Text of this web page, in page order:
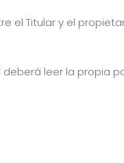
el Titular y el
leer la